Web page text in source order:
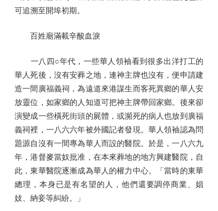
可追溯至開埠初期。
百姓廟滿載辛酸血淚
一八四○年代，一些華人領袖看到很多出洋打工的
華人死後，沒有安葬之地，連神主牌也沒有，便申請建
造一間廣福義祠，為遠道來港謀生而客死異鄉的華人安
放靈位，如家鄉的人知道可把神主牌帶回家鄉。後來卻
演變成一些橫死街頭的屍體，或瀕死的病人也放到廣福
義祠裡，一八六六年被外國記者發現。華人領袖認為問
題源自沒有一間專為華人而設的醫院。於是，一八六九
年，港督麥當奴批准，在本來葬地的地方興建醫院，自
此，東華醫院逐漸成為華人的權力中心。「當時的東華
總理，本身已是有名望的人，他們還要調停商業、娼
妓、納妾等糾紛。」